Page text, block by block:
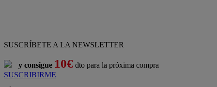
SUSCRÍBETE A LA NEWSLETTER
y consigue 10€ dto para la próxima compra
SUSCRIBIRME